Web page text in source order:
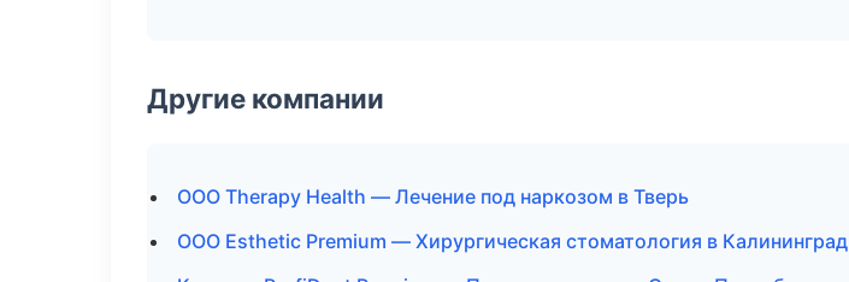
Другие компании
ООО Therapy Health — Лечение под наркозом в Тверь
ООО Esthetic Premium — Хирургическая стоматология в Калининград